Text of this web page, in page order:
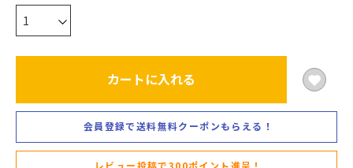
カートに入れる
会員登録で送料無料クーポンもらえる！
レビュー投稿で300ポイント進呈！